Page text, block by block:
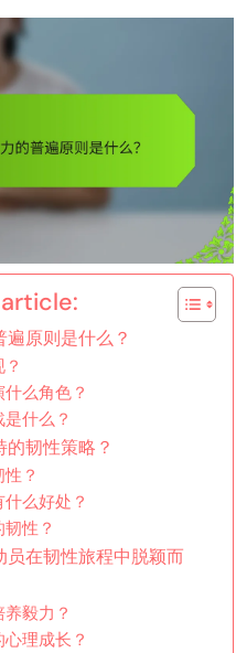
原则是什么？
么角色？
什么？
韧性策略？
？
么好处？
性？
在韧性旅程中脱颖而
毅力？
理成长？